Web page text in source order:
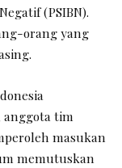
(PSIBN).
orang yang
tim
masukan
memutuskan